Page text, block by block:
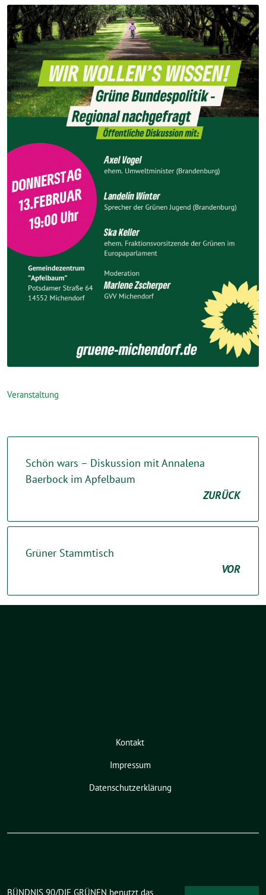
Veranstaltung
Schön wars – Diskussion mit Annalena
Baerbock im Apfelbaum
ZURÜCK
Grüner Stammtisch
VOR
Kontakt
Impressum
Datenschutzerklärung
BÜNDNIS 90/DIE GRÜNEN benutzt das